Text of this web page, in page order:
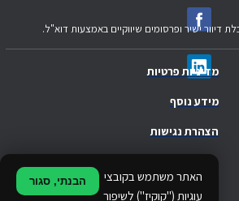
מדיניות פרטיות
האתר משתמש בקובצי
עוגיות ("קוקיז") לשיפור
הבנתי, סגור
מידע נוסף
הצהרת נגישות
ישיר ופרסומים שיווקיים באמצעות דוא"ל.